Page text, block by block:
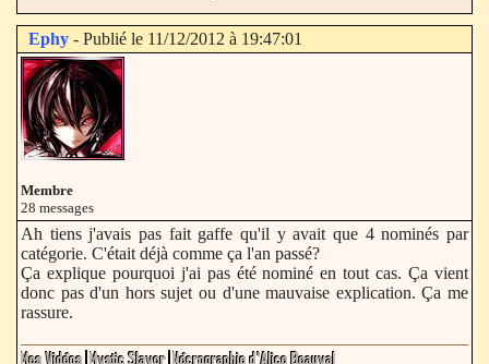
Ephy - Publié le 11/12/2012 à 19:47:01
Membre
28 messages
Ah tiens j'avais pas fait gaffe qu'il y avait que 4 nominés par
catégorie. C'était déjà comme ça l'an passé?
Ça explique pourquoi j'ai pas été nominé en tout cas. Ça vient
donc pas d'un hors sujet ou d'une mauvaise explication. Ça me
rassure.